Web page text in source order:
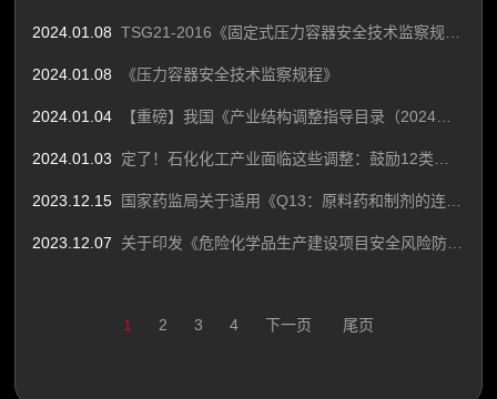
2024.01.08
2024.01.08 《压力容器安全技术监察规程》
2024.01.04
2024.01.03
2023.12.15
2023.12.07
1 2 3 4 下一页 尾页